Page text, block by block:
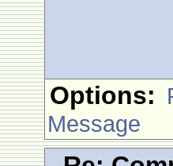
Options:
Message